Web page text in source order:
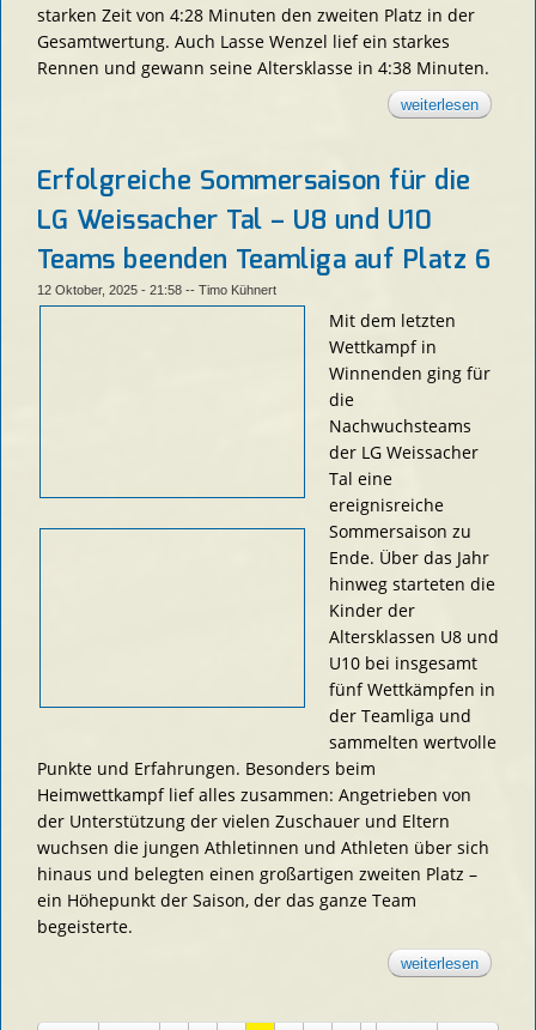
starken Zeit von 4:28 Minuten den zweiten Platz in der
Gesamtwertung. Auch Lasse Wenzel lief ein starkes
Rennen und gewann seine Altersklasse in 4:38 Minuten.
weiterlesenüber
Erfolgreiche Sommersaison für die
LG Weissacher Tal – U8 und U10
Teams beenden Teamliga auf Platz 6
12 Oktober, 2025 - 21:58 -- Timo Kühnert
Mit dem letzten
Wettkampf in
Winnenden ging für
die
Nachwuchsteams
der LG Weissacher
Tal eine
ereignisreiche
Sommersaison zu
Ende. Über das Jahr
hinweg starteten die
Kinder der
Altersklassen U8 und
U10 bei insgesamt
fünf Wettkämpfen in
der Teamliga und
sammelten wertvolle
Punkte und Erfahrungen. Besonders beim
Heimwettkampf lief alles zusammen: Angetrieben von
der Unterstützung der vielen Zuschauer und Eltern
wuchsen die jungen Athletinnen und Athleten über sich
hinaus und belegten einen großartigen zweiten Platz –
ein Höhepunkt der Saison, der das ganze Team
begeisterte.
weiterlesenüber